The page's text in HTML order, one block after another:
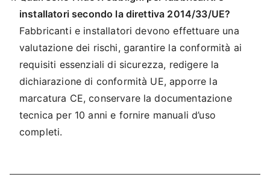
installatori secondo la direttiva 2014/33/UE?
Fabbricanti e installatori devono effettuare una
valutazione dei rischi, garantire la conformità ai
requisiti essenziali di sicurezza, redigere la
dichiarazione di conformità UE, apporre la
marcatura CE, conservare la documentazione
tecnica per 10 anni e fornire manuali d’uso
completi.